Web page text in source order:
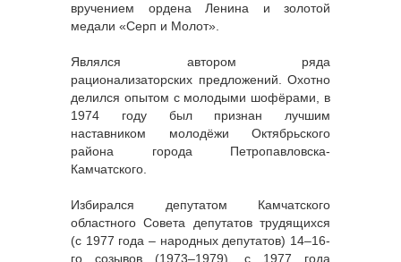
вручением ордена Ленина и золотой
медали «Серп и Молот».
Являлся автором ряда
рационализаторских предложений. Охотно
делился опытом с молодыми шофёрами, в
1974 году был признан лучшим
наставником молодёжи Октябрьского
района города Петропавловска-
Камчатского.
Избирался депутатом Камчатского
областного Совета депутатов трудящихся
(с 1977 года – народных депутатов) 14–16-
го созывов (1973–1979), с 1977 года